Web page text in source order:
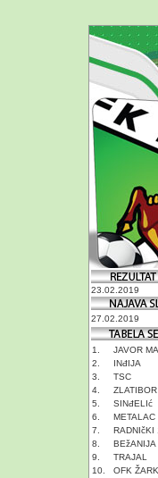
23.02.2019
27.02.2019
1. JAVOR
2.
INđIJA
3.
TSC
4.
ZLATIBOR
5.
SINđELIć
6.
METALAC
7.
RADNIčKI
8.
BEžANIJA
9.
TRAJAL
10.
OFK